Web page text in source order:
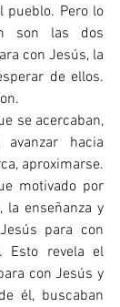
pueblo. Pero lo
son las dos
con Jesús, la
de ellos.
se acercaban,
hacia
aproximarse.
motivado por
la enseñanza y
para con
Esto revela el
con Jesús y
él, buscaban